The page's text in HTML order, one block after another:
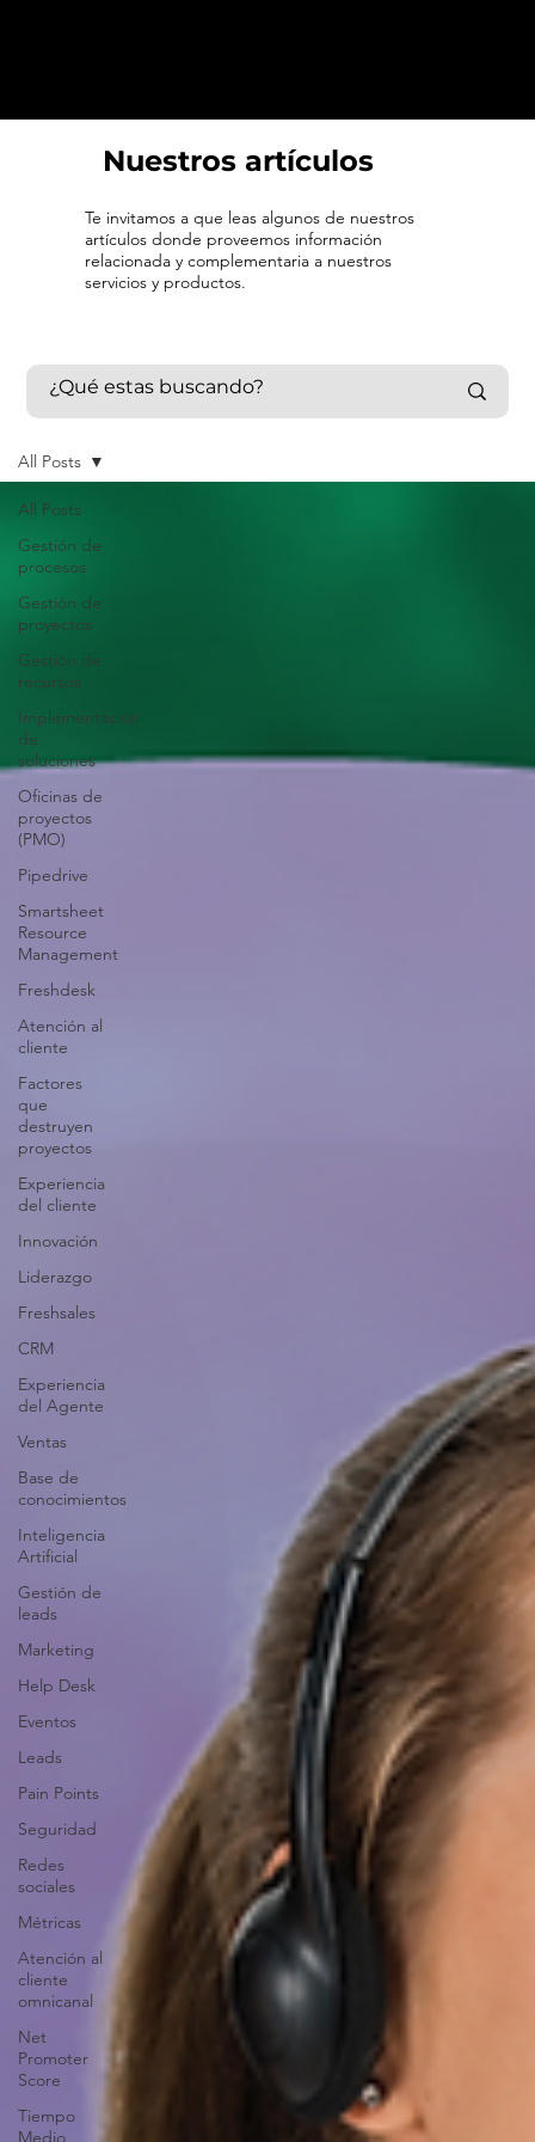
Nuestros artículos
Te invitamos a que leas algunos de nuestros
artículos donde proveemos información
relacionada y complementaria a nuestros
servicios y productos.
All Posts
Gestión de
procesos
Gestión de
proyectos
Gestión de
recursos
Implementación
de
soluciones
Oficinas de
proyectos
(PMO)
Pipedrive
Smartsheet
Resource
Management
Freshdesk
Atención al
cliente
Factores
que
destruyen
proyectos
Experiencia
del cliente
Innovación
Liderazgo
Freshsales
CRM
Experiencia
del Agente
Ventas
Base de
conocimientos
Inteligencia
Artificial
Gestión de
leads
Marketing
Help Desk
Eventos
Leads
Pain Points
Seguridad
Redes
sociales
Métricas
Atención al
cliente
omnicanal
Net
Promoter
Score
Tiempo
Medio
All Posts